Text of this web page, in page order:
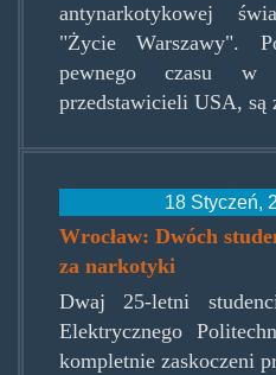
antynarkotykowej
"Życie Warszawy".
pewnego czasu
przedstawicieli USA, są
18 Styczeń,
Wrocław: Dwóch
za narkotyki
Dwaj 25-letni
Elektrycznego
kompletnie zaskoczeni